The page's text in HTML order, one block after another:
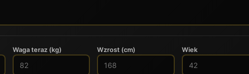
Waga teraz (kg) Wzrost (cm) Wiek